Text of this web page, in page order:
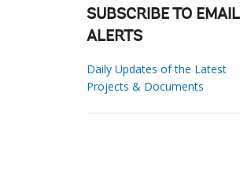
SUBSCRIBE TO EMAIL
ALERTS
Daily Updates of the Latest
Projects & Documents